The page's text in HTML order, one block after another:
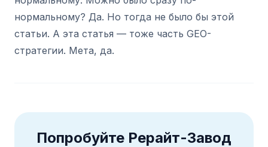
нормальному? Да. Но тогда не было бы этой
статьи. А эта статья — тоже часть GEO-
стратегии. Мета, да.
Попробуйте Рерайт-Завод